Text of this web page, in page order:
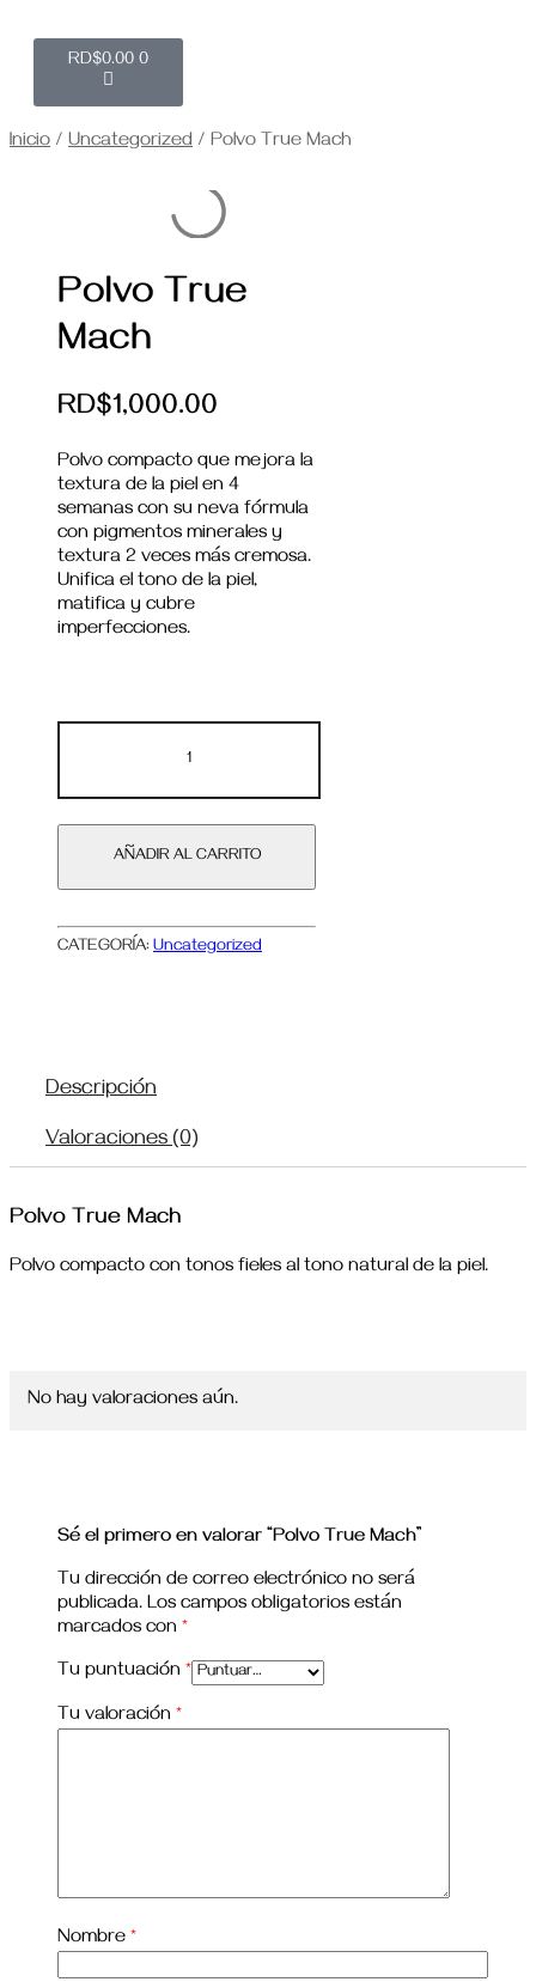
RD$0.00 0
Inicio / Uncategorized / Polvo True Mach
Polvo True
Mach
RD$1,000.00
Polvo compacto que mejora la
textura de la piel en 4
semanas con su neva fórmula
con pigmentos minerales y
textura 2 veces más cremosa.
Unifica el tono de la piel,
matifica y cubre
imperfecciones.
AÑADIR AL CARRITO
CATEGORÍA: Uncategorized
Descripción
Valoraciones (0)
Polvo True Mach
Polvo compacto con tonos fieles al tono natural de la piel.
No hay valoraciones aún.
Sé el primero en valorar “Polvo True Mach”
Tu dirección de correo electrónico no será
publicada. Los campos obligatorios están
marcados con *
Tu puntuación *
Tu valoración *
Nombre *